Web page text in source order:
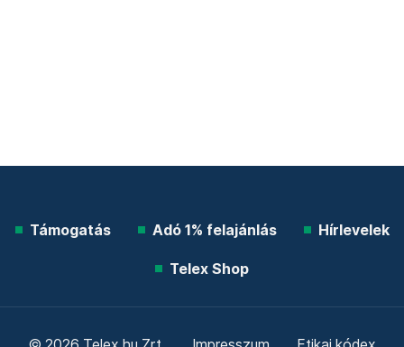
Támogatás Adó 1% felajánlás Hírlevelek
Telex Shop